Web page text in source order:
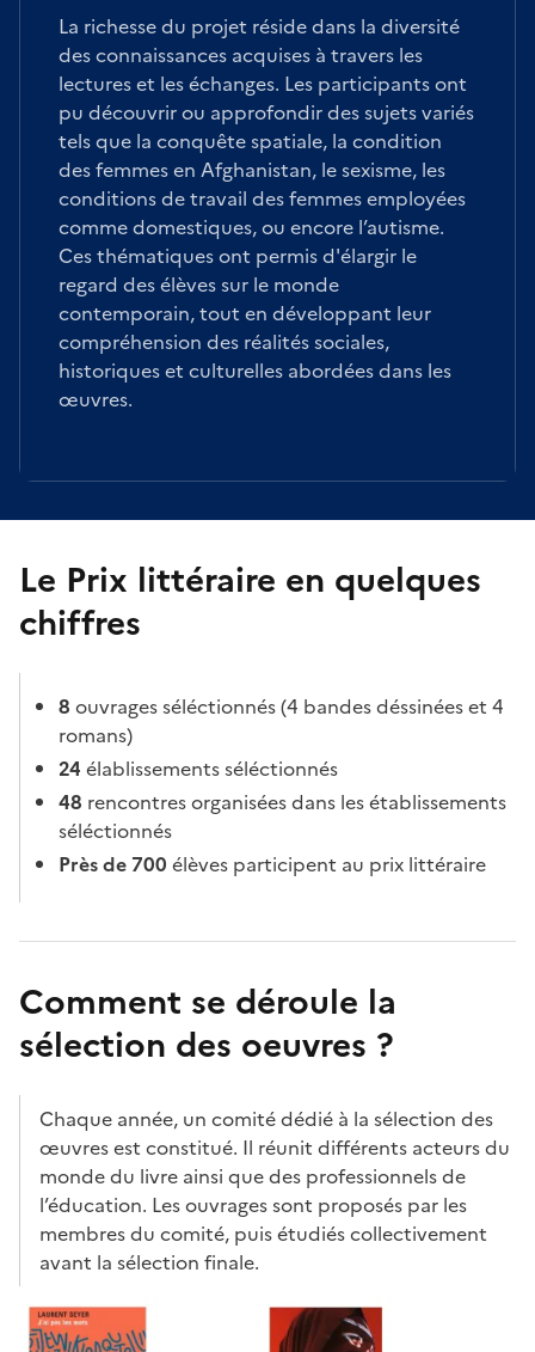
La richesse du projet réside dans la diversité
des connaissances acquises à travers les
lectures et les échanges. Les participants ont
pu découvrir ou approfondir des sujets variés
tels que la conquête spatiale, la condition
des femmes en Afghanistan, le sexisme, les
conditions de travail des femmes employées
comme domestiques, ou encore l’autisme.
Ces thématiques ont permis d'élargir le
regard des élèves sur le monde
contemporain, tout en développant leur
compréhension des réalités sociales,
historiques et culturelles abordées dans les
œuvres.
Le Prix littéraire en quelques
chiffres
8 ouvrages séléctionnés (4 bandes déssinées et 4
romans)
24 élablissements séléctionnés
48 rencontres organisées dans les établissements
séléctionnés
Près de 700 élèves participent au prix littéraire
Comment se déroule la
sélection des oeuvres ?
Chaque année, un comité dédié à la sélection des
œuvres est constitué. Il réunit différents acteurs du
monde du livre ainsi que des professionnels de
l’éducation. Les ouvrages sont proposés par les
membres du comité, puis étudiés collectivement
avant la sélection finale.